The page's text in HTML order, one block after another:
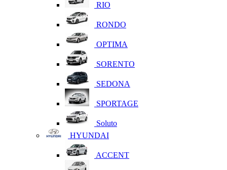
RIO
RONDO
OPTIMA
SORENTO
SEDONA
SPORTAGE
Soluto
HYUNDAI
ACCENT